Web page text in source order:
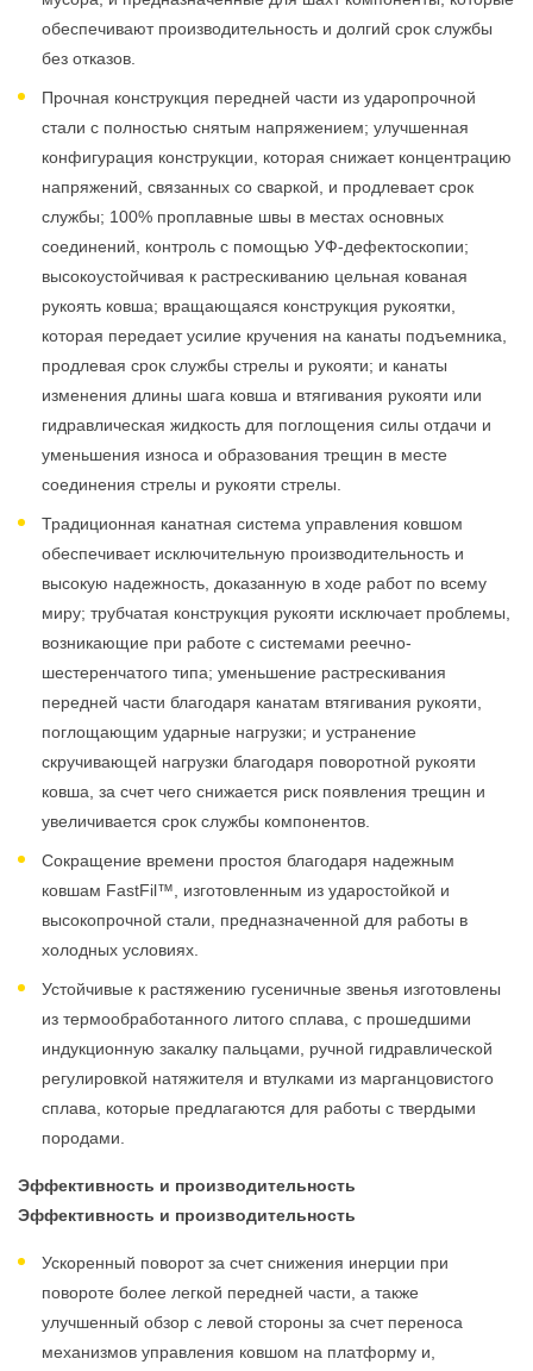
обеспечивают производительность и долгий срок службы
без отказов.
Прочная конструкция передней части из ударопрочной
стали с полностью снятым напряжением; улучшенная
конфигурация конструкции, которая снижает концентрацию
напряжений, связанных со сваркой, и продлевает срок
службы; 100% проплавные швы в местах основных
соединений, контроль с помощью УФ-дефектоскопии;
высокоустойчивая к растрескиванию цельная кованая
рукоять ковша; вращающаяся конструкция рукоятки,
которая передает усилие кручения на канаты подъемника,
продлевая срок службы стрелы и рукояти; и канаты
изменения длины шага ковша и втягивания рукояти или
гидравлическая жидкость для поглощения силы отдачи и
уменьшения износа и образования трещин в месте
соединения стрелы и рукояти стрелы.
Традиционная канатная система управления ковшом
обеспечивает исключительную производительность и
высокую надежность, доказанную в ходе работ по всему
миру; трубчатая конструкция рукояти исключает проблемы,
возникающие при работе с системами реечно-
шестеренчатого типа; уменьшение растрескивания
передней части благодаря канатам втягивания рукояти,
поглощающим ударные нагрузки; и устранение
скручивающей нагрузки благодаря поворотной рукояти
ковша, за счет чего снижается риск появления трещин и
увеличивается срок службы компонентов.
Сокращение времени простоя благодаря надежным
ковшам FastFil™, изготовленным из ударостойкой и
высокопрочной стали, предназначенной для работы в
холодных условиях.
Устойчивые к растяжению гусеничные звенья изготовлены
из термообработанного литого сплава, с прошедшими
индукционную закалку пальцами, ручной гидравлической
регулировкой натяжителя и втулками из марганцовистого
сплава, которые предлагаются для работы с твердыми
породами.
Эффективность и производительность
Эффективность и производительность
Ускоренный поворот за счет снижения инерции при
повороте более легкой передней части, а также
улучшенный обзор с левой стороны за счет переноса
механизмов управления ковшом на платформу и,